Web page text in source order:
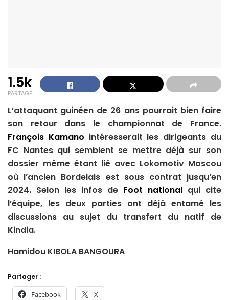
1.5k
PARTAGE
L’attaquant guinéen de 26 ans pourrait bien faire
son retour dans le championnat de France.
François Kamano intéresserait les dirigeants du
FC Nantes qui semblent se mettre déjà sur son
dossier même étant lié avec Lokomotiv Moscou
où l’ancien Bordelais est sous contrat jusqu’en
2024. Selon les infos de Foot national qui cite
l’équipe, les deux parties ont déjà entamé les
discussions au sujet du transfert du natif de
Kindia.
Hamidou KIBOLA BANGOURA
Partager :
Facebook X